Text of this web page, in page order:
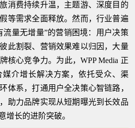
消费持续升温，主题游、深度目的
等需求全面释放。然而，行业普遍
流量无增量”的营销困境：用户决策
此割裂、营销效果难以归因，大量
核心竞争力。为此，WPP Media 正
介增长解决方案，依托受众、渠
体系，打通用户全决策心智链路，
助力品牌实现从短期曝光到长效品
增长的进阶突破。